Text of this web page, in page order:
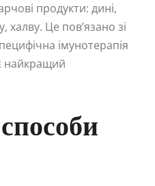
продукти: дині,
халву. Це пов’язано зі
імунотерапія
найкращий